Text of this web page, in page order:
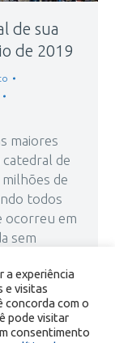
de sua
de 2019
maiores
de
de
todos
ocorreu em
sem
a experiência
e visitas
concorda com o
pode visitar
consentimento